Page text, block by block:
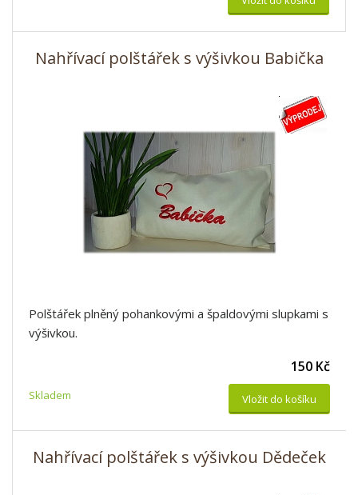
Nahřívací polštářek s výšivkou Babička
Polštářek plněný pohankovými a špaldovými slupkami s
výšivkou.
Skladem
150 Kč
Vložit do košíku
Nahřívací polštářek s výšivkou Dědeček